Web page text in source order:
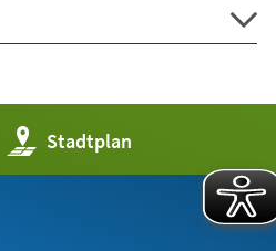
Stadtplan
(Öffnet
in
einem